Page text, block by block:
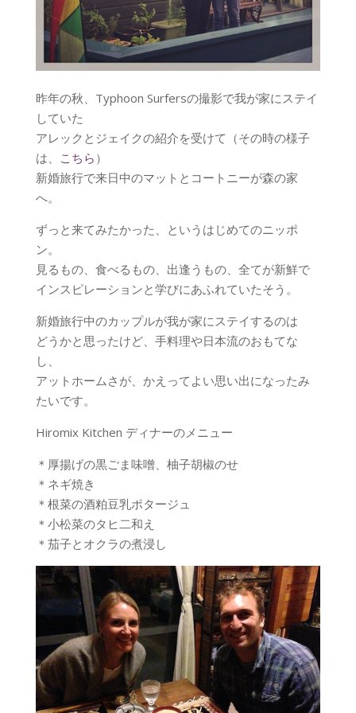
昨年の秋、Typhoon Surfersの撮影で我が家にステイ
していた
アレックとジェイクの紹介を受けて（その時の様子
は、
こちら ）
新婚旅行で来日中のマットとコートニーが森の家
へ。
ずっと来てみたかった、というはじめてのニッポ
ン。
見るもの、食べるもの、出逢うもの、全てが新鮮で
インスピレーションと学びにあふれていたそう。
新婚旅行中のカップルが我が家にステイするのは
どうかと思ったけど、手料理や日本流のおもてな
し、
アットホームさが、かえってよい思い出になったみ
たいです。
Hiromix Kitchen ディナーのメニュー
＊厚揚げの黒ごま味噌、柚子胡椒のせ
＊ネギ焼き
＊根菜の酒粕豆乳ポタージュ
＊小松菜のタヒ二和え
＊茄子とオクラの煮浸し